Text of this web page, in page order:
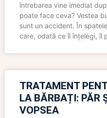
întrebarea vine imediat
poate face ceva? Vestea
sunt un accident. În
care, odată ce îl înțelegi, îl
TRATAMENT
LA BĂRBAȚI: PĂR
VOPSEA